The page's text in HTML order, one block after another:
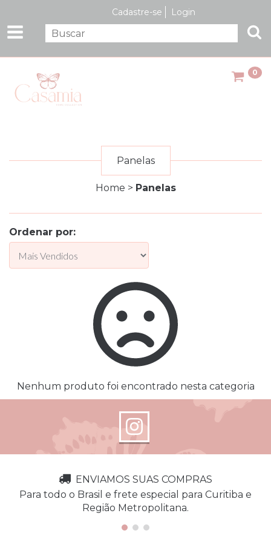
Cadastre-se Login
0
Panelas
Home > Panelas
Ordenar por:
Nenhum produto foi encontrado nesta categoria
ENVIAMOS SUAS COMPRAS
Para todo o Brasil e frete especial para Curitiba e
Região Metropolitana.